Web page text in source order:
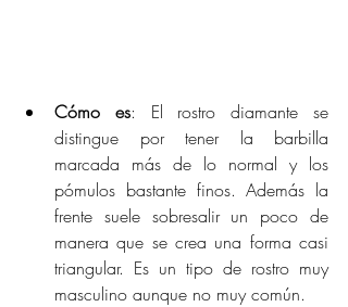
Cómo es: El rostro diamante se
distingue por tener la barbilla
marcada más de lo normal y los
pómulos bastante finos. Además la
frente suele sobresalir un poco de
manera que se crea una forma casi
triangular. Es un tipo de rostro muy
masculino aunque no muy común.